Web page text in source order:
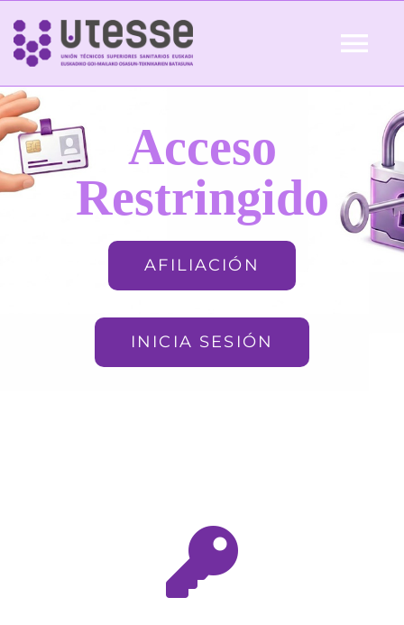
Skip
content
Inicio
QUIÉNES SOMOS Acceso
Restringido
AFILIACIÓN
INICIA SESIÓN